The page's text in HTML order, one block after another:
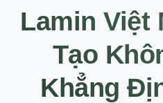
Lamin Việt
Tạo
Khẳng